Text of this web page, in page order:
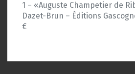
1 – «Auguste Champetier de
Dazet-Brun – Éditions
€